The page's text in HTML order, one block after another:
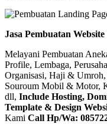
Jasa Pembuatan
Melayani Pembuatan
Profile, Lembaga,
Organisasi, Haji &
Souroum Mobil & Motor,
dll, Include Hosting,
Template & Design
Kami Call Hp/Wa: